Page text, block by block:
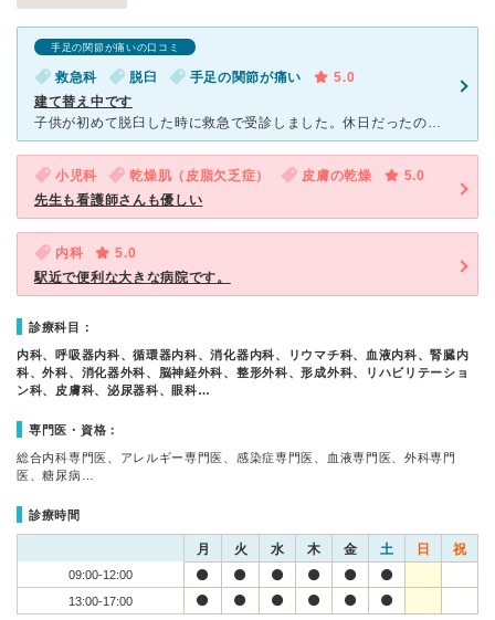
手足の関節が痛いの口コミ
救急科 脱臼 手足の関節が痛い
5.0
建て替え中です
子供が初めて脱臼した時に救急で受診しました。休日だったのですが、あらかじめ電話して病状を説明したところ、すぐ来てくださいと言われ、待ち時間もそんなになく受診することができました。 迅速に対応してくだ
小児科 乾燥肌（皮脂欠乏症） 皮膚の乾燥
5.0
先生も看護師さんも優しい
内科
5.0
駅近で便利な大きな病院です。
診療科目：
内科、呼吸器内科、循環器内科、消化器内科、リウマチ科、血液内科、腎臓内
科、外科、消化器外科、脳神経外科、整形外科、形成外科、リハビリテーショ
ン科、皮膚科、泌尿器科、眼科…
専門医・資格：
総合内科専門医、アレルギー専門医、感染症専門医、血液専門医、外科専門
医、糖尿病…
診療時間
月 火 水 木 金 土 日 祝
09:00-12:00
13:00-17:00